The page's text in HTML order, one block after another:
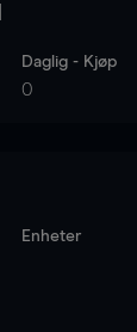
Daglig - Kjøp
0
Enheter